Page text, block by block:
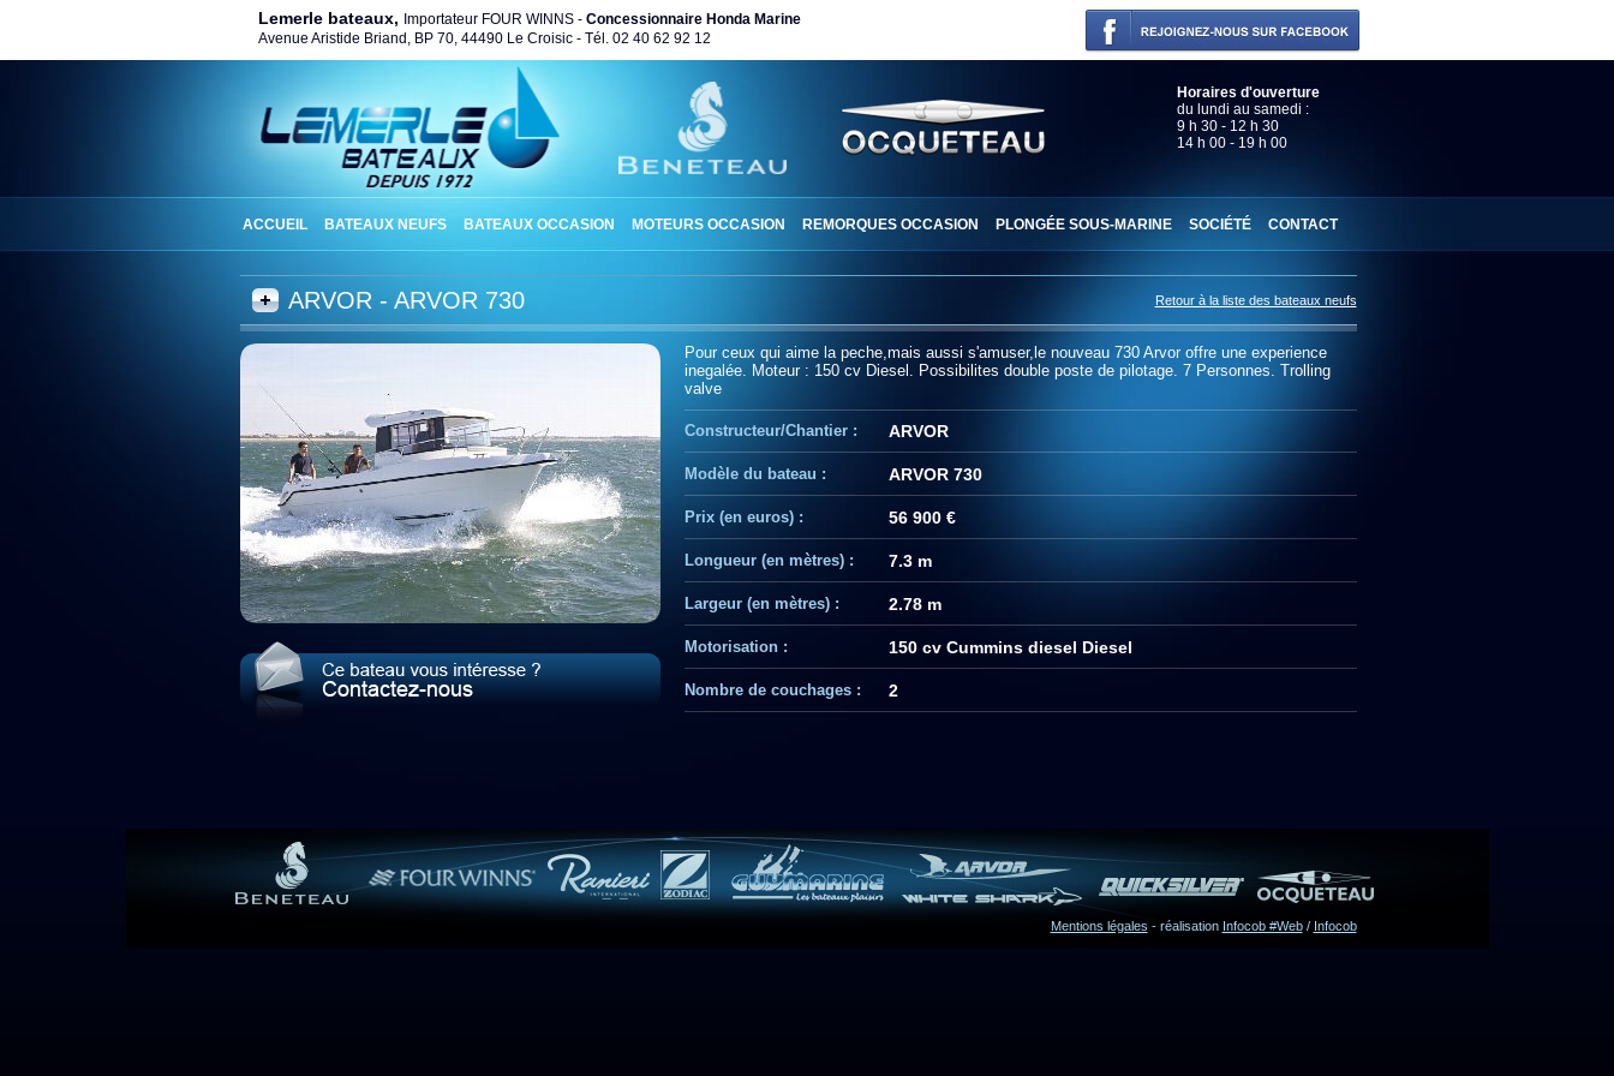
Lemerle bateaux, Importateur FOUR WINNS - Concessionnaire Honda Marine
Avenue Aristide Briand, BP 70, 44490 Le Croisic - Tél. 02 40 62 92 12
Horaires d'ouverture
du lundi au samedi :
9 h 30 - 12 h 30
14 h 00 - 19 h 00
ACCUEIL BATEAUX NEUFS BATEAUX OCCASION MOTEURS OCCASION REMORQUES OCCASION PLONGÉE SOUS-MARINE SOCIÉTÉ CONTACT
ARVOR - ARVOR 730 Retour à la liste des bateaux neufs
Pour ceux qui aime la peche,mais aussi s'amuser,le nouveau 730 Arvor offre une experience
inegalée. Moteur : 150 cv Diesel. Possibilites double poste de pilotage. 7 Personnes. Trolling
valve
Constructeur/Chantier : ARVOR
Modèle du bateau : ARVOR 730
Prix (en euros) : 56 900 €
Longueur (en mètres) : 7.3 m
Largeur (en mètres) : 2.78 m
Motorisation : 150 cv Cummins diesel Diesel
Nombre de couchages : 2
Mentions légales - réalisation Infocob #Web/ Infocob